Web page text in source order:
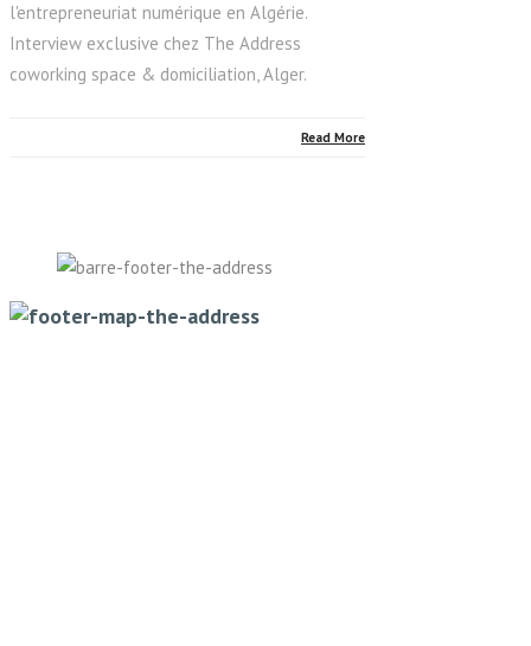
l'entrepreneuriat numérique en Algérie.
Interview exclusive chez The Address
coworking space & domiciliation, Alger.
Read More